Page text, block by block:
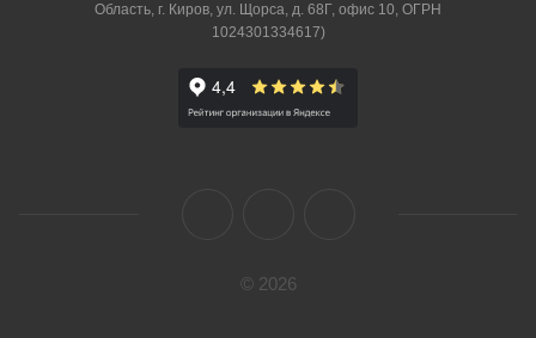
Область, г. Киров, ул. Щорса, д. 68Г, офис 10, ОГРН
1024301334617)
© 2026